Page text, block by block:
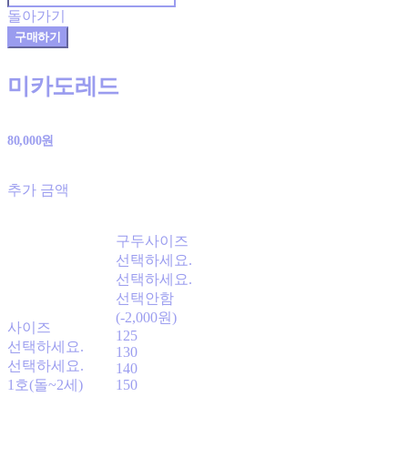
돌아가기
구매하기
미카도레드
80,000원
추가 금액
사이즈
선택하세요.
선택하세요.
1호(돌~2세)
구두사이즈
선택하세요.
선택하세요.
선택안함
(-2,000원)
125
130
140
150